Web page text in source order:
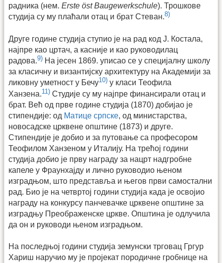
радника (нем. Erste öst Baugewerkschule). Трошкове
студија су му плаћали отац и брат Стеван.8)
Друге године студија ступио је на рад код Ј. Костала,
најпре као цртач, а касније и као руководилац
радова.9) На јесен 1869. уписао се у специјалну школу
за класичну и византијску архитектуру на Академији за
ликовну уметност у Бечу10) у класи Теофила
Ханзена.11) Студије су му најпре финансирали отац и
брат. Већ од прве године студија (1870) добијао је
стипендије: од Матице српске, од министарства,
новосадске црквене општине (1873) и друге.
Стипендије је добио и за путовање са професором
Теофилом Ханзеном у Италију. На трећој години
студија добио је прву награду за нацрт надгробне
капеле у Фраунхајду и лично руководио њеном
изградњом, што представља и његов први самостални
рад. Био је на четвртој години студија када је освојио
награду на конкурсу панчевачке црквене општине за
изградњу Преображенске цркве. Општина је одлучила
да он и руководи њеном изградњом.
На последњој години студија земунски трговац Гргур
Хариш наручио му је пројекат породичне гробнице на